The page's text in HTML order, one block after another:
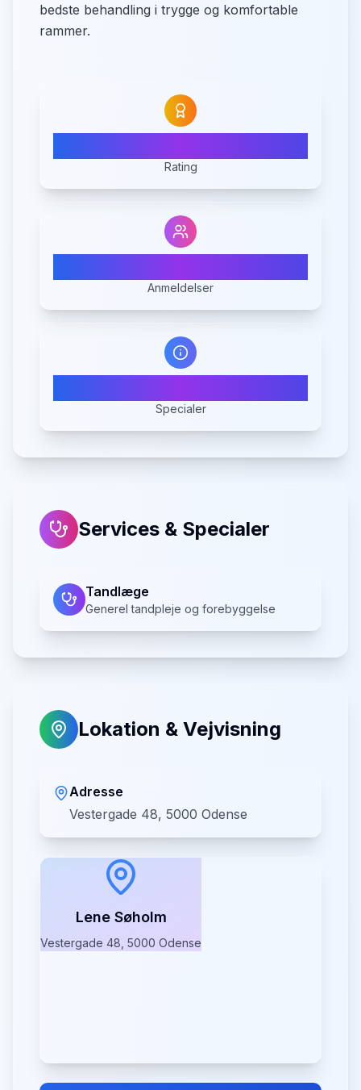
bedste behandling i trygge og komfortable
rammer.
Rating
Anmeldelser
Specialer
Services & Specialer
Tandlæge
Generel tandpleje og forebyggelse
Lokation & Vejvisning
Adresse
Vestergade 48, 5000 Odense
Lene Søholm
Vestergade 48, 5000 Odense